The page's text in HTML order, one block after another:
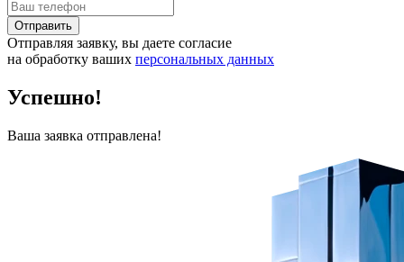
Отправить
Отправляя заявку, вы даете согласие
на обработку ваших персональных данных
Успешно!
Ваша заявка отправлена!